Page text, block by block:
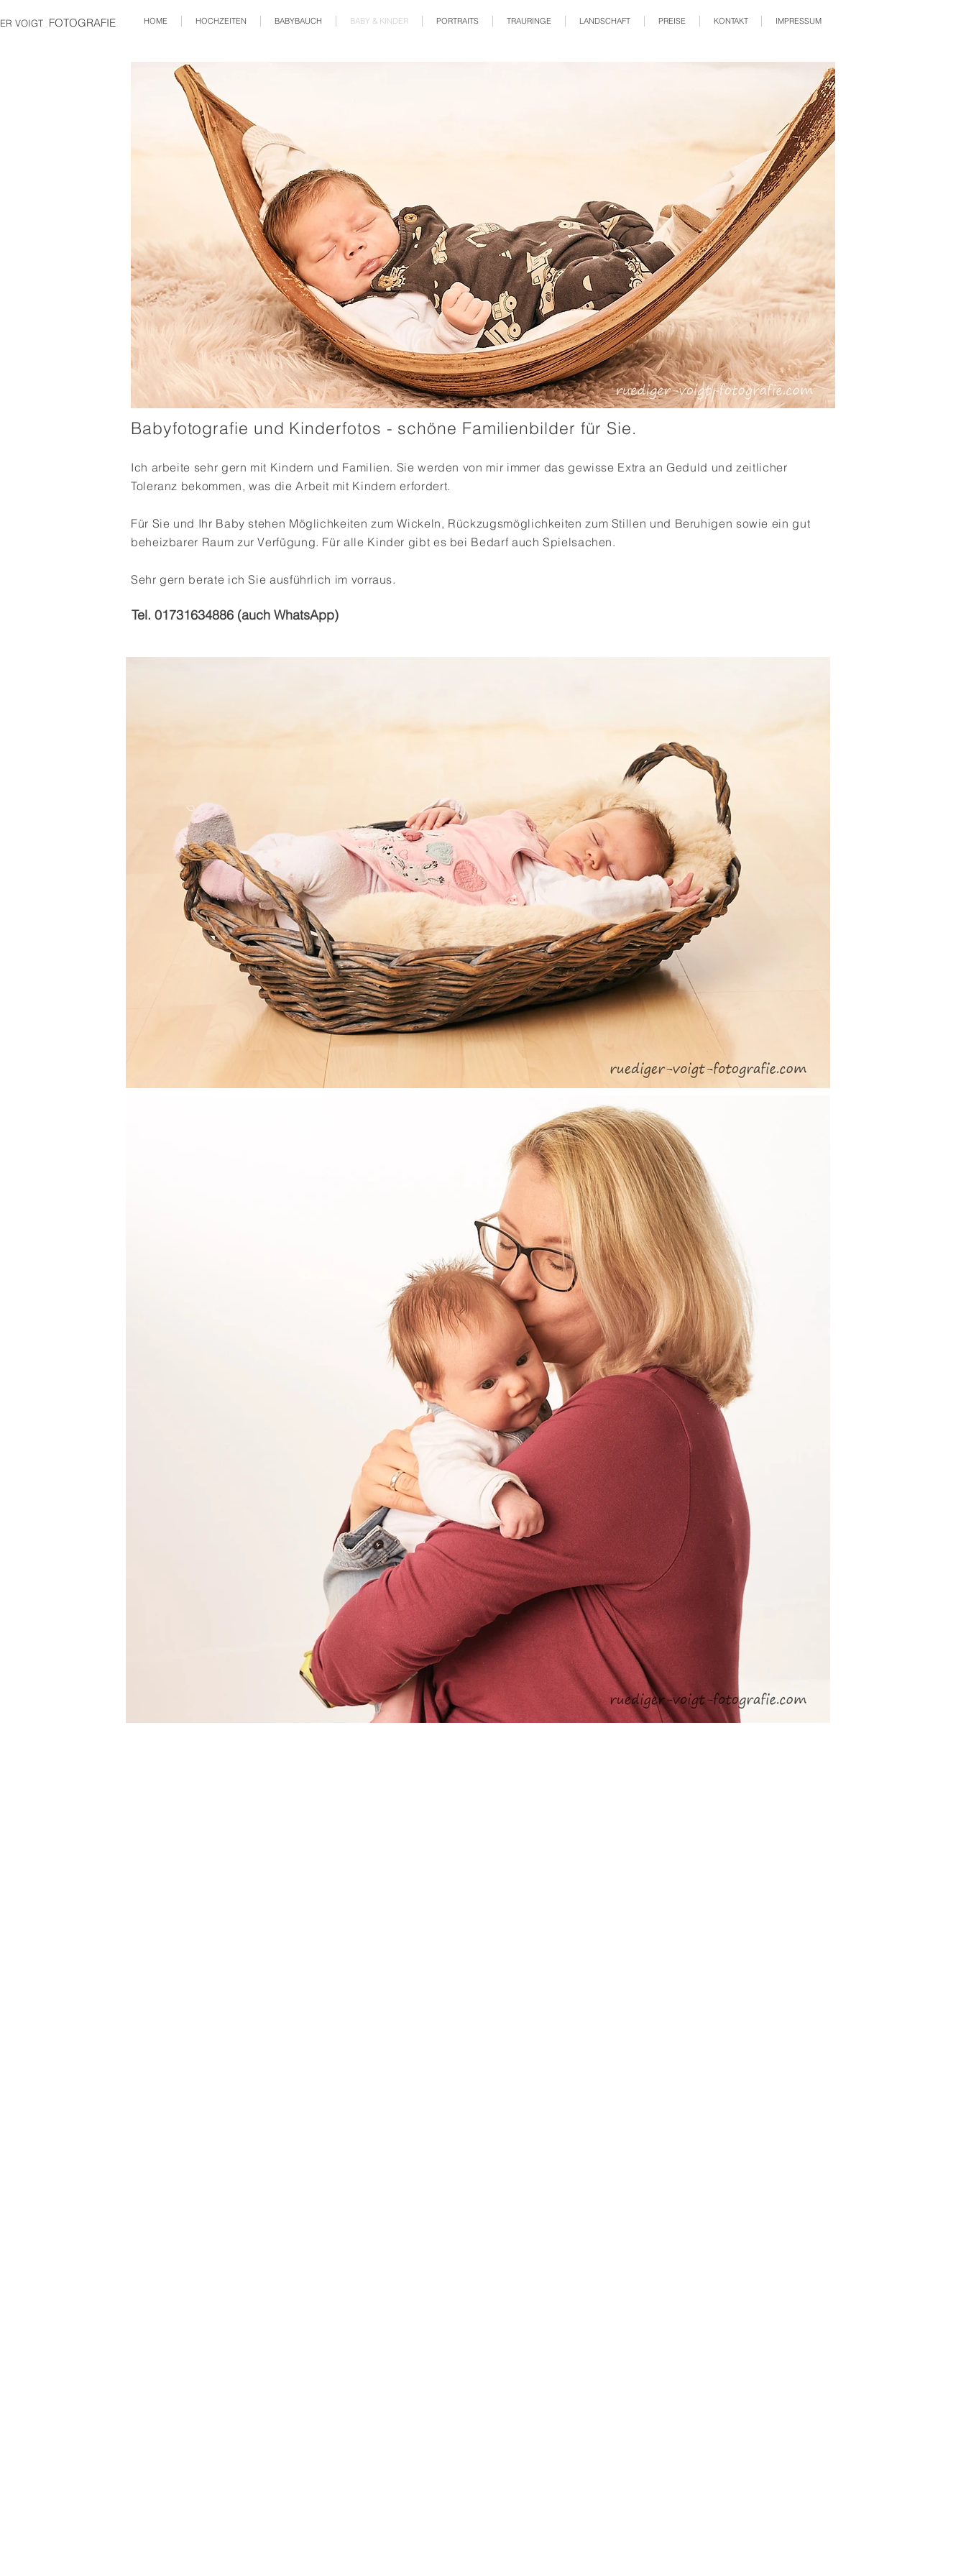
VOIGT FOTOGRAFIE HOME HOCHZEITEN BABYBAUCH BABY & KINDER PORTRAITS TRAURINGE LANDSCHAFT PREISE KONTAKT IMPRESSUM
Babyfotografie und Kinderfotos - schöne Familienbilder für Sie.
Ich arbeite sehr gern mit Kindern und Familien. Sie werden von mir immer das gewisse Extra an Geduld und zeitlicher
Toleranz bekommen, was die Arbeit mit Kindern erfordert.
Für Sie und Ihr Baby stehen Möglichkeiten zum Wickeln, Rückzugsmöglichkeiten zum Stillen und Beruhigen sowie ein gut
beheizbarer Raum zur Verfügung. Für alle Kinder gibt es bei Bedarf auch Spielsachen.
Sehr gern berate ich Sie ausführlich im vorraus.
Tel. 01731634886 (auch WhatsApp)